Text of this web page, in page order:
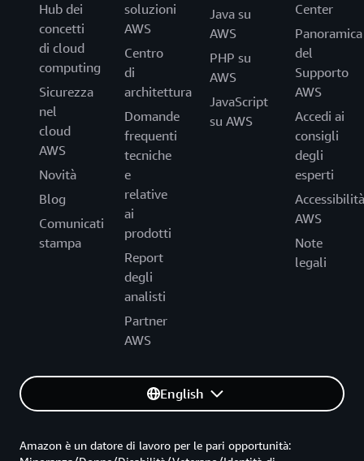
Hub dei
concetti
di cloud
computing
Sicurezza
nel
cloud
AWS
Novità
Blog
Comunicati
stampa
soluzioni
AWS
Centro
di
architettura
Domande
frequenti
tecniche
e
relative
ai
prodotti
Report
degli
analisti
Partner
AWS
Java su
AWS
PHP su
AWS
JavaScript
su AWS
Center
Panoramica
del
Supporto
AWS
Accedi ai
consigli
degli
esperti
Accessibilità
AWS
Note
legali
English
Amazon è un datore di lavoro per le pari opportunità: